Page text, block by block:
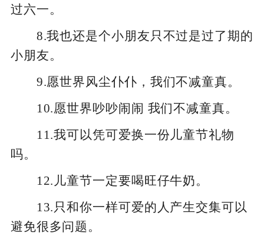
过六一。
8.我也还是个小朋友只不过是过了期的
小朋友。
9.愿世界风尘仆仆，我们不减童真。
10.愿世界吵吵闹闹 我们不减童真。
11.我可以凭可爱换一份儿童节礼物
吗。
12.儿童节一定要喝旺仔牛奶。
13.只和你一样可爱的人产生交集可以
避免很多问题。